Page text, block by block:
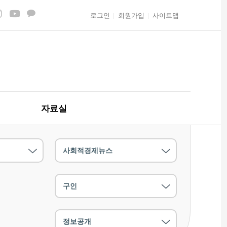
로그인 회원가입 사이트맵
자료실
사회적경제뉴스
구인
정보공개